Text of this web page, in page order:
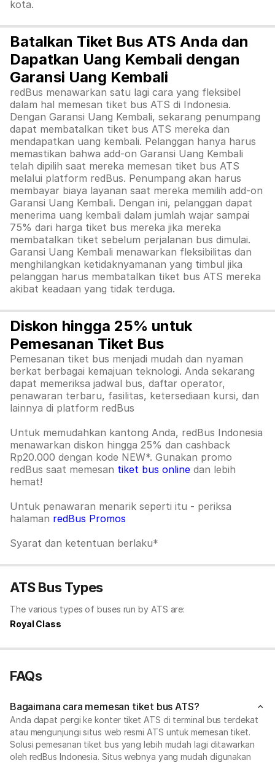
kota.
Batalkan Tiket Bus ATS Anda dan
Dapatkan Uang Kembali dengan
Garansi Uang Kembali
redBus menawarkan satu lagi cara yang fleksibel
dalam hal memesan tiket bus ATS di Indonesia.
Dengan Garansi Uang Kembali, sekarang penumpang
dapat membatalkan tiket bus ATS mereka dan
mendapatkan uang kembali. Pelanggan hanya harus
memastikan bahwa add-on Garansi Uang Kembali
telah dipilih saat mereka memesan tiket bus ATS
melalui platform redBus. Penumpang akan harus
membayar biaya layanan saat mereka memilih add-on
Garansi Uang Kembali. Dengan ini, pelanggan dapat
menerima uang kembali dalam jumlah wajar sampai
75% dari harga tiket bus mereka jika mereka
membatalkan tiket sebelum perjalanan bus dimulai.
Garansi Uang Kembali menawarkan fleksibilitas dan
menghilangkan ketidaknyamanan yang timbul jika
pelanggan harus membatalkan tiket bus ATS mereka
akibat keadaan yang tidak terduga.
Diskon hingga 25% untuk
Pemesanan Tiket Bus
Pemesanan tiket bus menjadi mudah dan nyaman
berkat berbagai kemajuan teknologi. Anda sekarang
dapat memeriksa jadwal bus, daftar operator,
penawaran terbaru, fasilitas, ketersediaan kursi, dan
lainnya di platform redBus
Untuk memudahkan kantong Anda, redBus Indonesia
menawarkan diskon hingga 25% dan cashback
Rp20.000 dengan kode NEW*. Gunakan promo
redBus saat memesan tiket bus online dan lebih
hemat!
Untuk penawaran menarik seperti itu - periksa
halaman redBus Promos
Syarat dan ketentuan berlaku*
ATS Bus Types
The various types of buses run by ATS are:
Royal Class
FAQs
Bagaimana cara memesan tiket bus ATS?
Anda dapat pergi ke konter tiket ATS di terminal bus terdekat
atau mengunjungi situs web resmi ATS untuk memesan tiket.
Solusi pemesanan tiket bus yang lebih mudah lagi ditawarkan
oleh redBus Indonesia. Situs webnya yang mudah digunakan